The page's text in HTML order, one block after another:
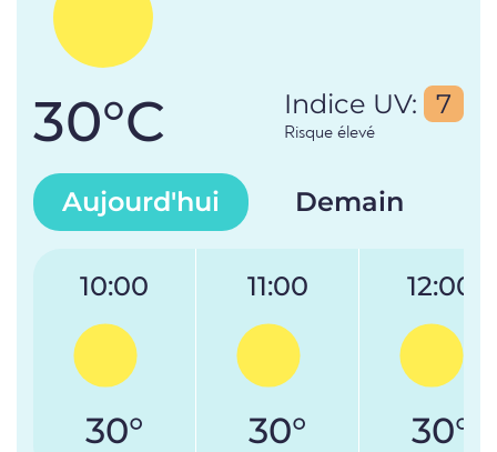
30°C Indice UV: 7
Risque élevé
Aujourd'hui Demain
10:00
30°
11:00
30°
12:00
30°